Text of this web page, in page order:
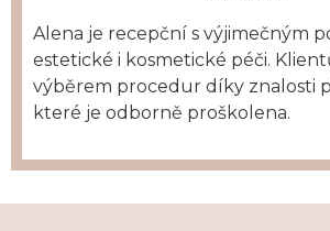
Alena je recepční s výjimečným
estetické i kosmetické péči.
výběrem procedur díky znalosti
které je odborně proškolena.